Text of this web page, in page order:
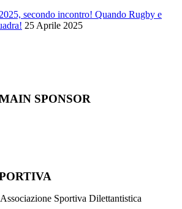
secondo incontro! Quando Rugby e
25 Aprile 2025
SPONSOR
Sportiva Dilettantistica